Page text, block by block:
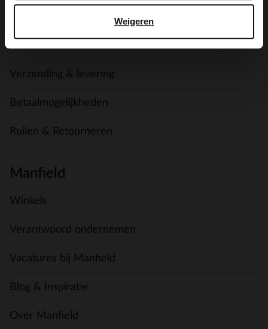
Weigeren
Verzending & levering
Betaalmogelijkheden
Ruilen & Retourneren
Manfield
Winkels
Verantwoord ondernemen
Vacatures bij Manfield
Blog & Inspiratie
Over Manfield